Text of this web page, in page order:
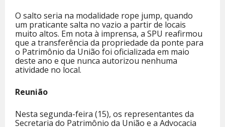
O salto seria na modalidade rope jump​​, quando
um praticante salta no vazio a partir de locais
muito altos. Em nota à imprensa, a SPU reafirmou
que a transferência da propriedade da ponte para
o Patrimônio da União foi oficializada em maio
deste ano e que nunca autorizou nenhuma
atividade no local.
Reunião
Nesta segunda-feira (15), os representantes da
Secretaria do Patrimônio da União e a Advocacia